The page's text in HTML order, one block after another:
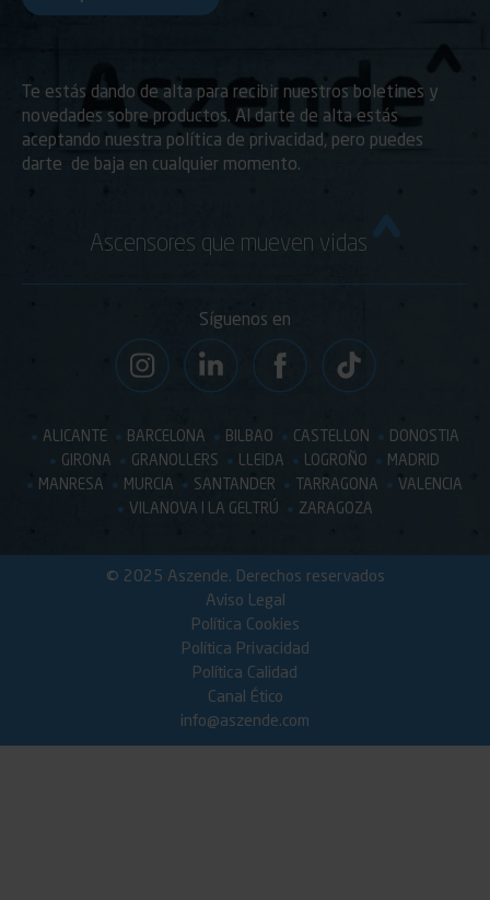
Te estás dando de alta para recibir nuestros boletines y
novedades sobre productos. Al darte de alta estás
aceptando nuestra política de privacidad, pero puedes
darte de baja en cualquier momento.
Ascensores que mueven vidas
Síguenos en
ALICANTE BARCELONA BILBAO CASTELLON
DONOSTIA
GIRONA
GRANOLLERS LLEIDA LOGROÑO
MADRID
MANRESA
MURCIA SANTANDER TARRAGONA
VALENCIA
VILANOVA I LA GELTRÚ
ZARAGOZA
© 2025 Aszende. Derechos reservados
Aviso Legal
Política Cookies
Política Privacidad
Política Calidad
Canal Ético
info@aszende.com